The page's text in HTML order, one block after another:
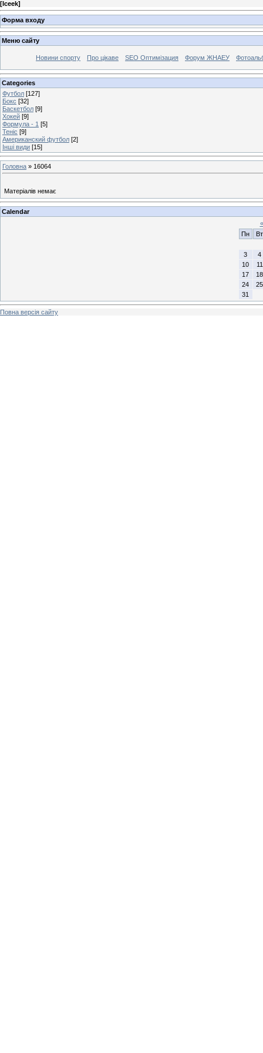
[Iceek]
Форма входу
Меню сайту
Новини спорту Про цікаве SEO Оптимізация Форум ЖНАЕУ
Categories
Футбол [127]
Бокс [32]
Баскетбол [9]
Хокей [9]
Формула - 1 [5]
Теніс [9]
Американский футбол [2]
Інші види [15]
Головна » 16064
Матеріалів немає
Calendar
«
Пн
Вт
3
4
10
11
17
18
24
25
31
Повна версія сайту